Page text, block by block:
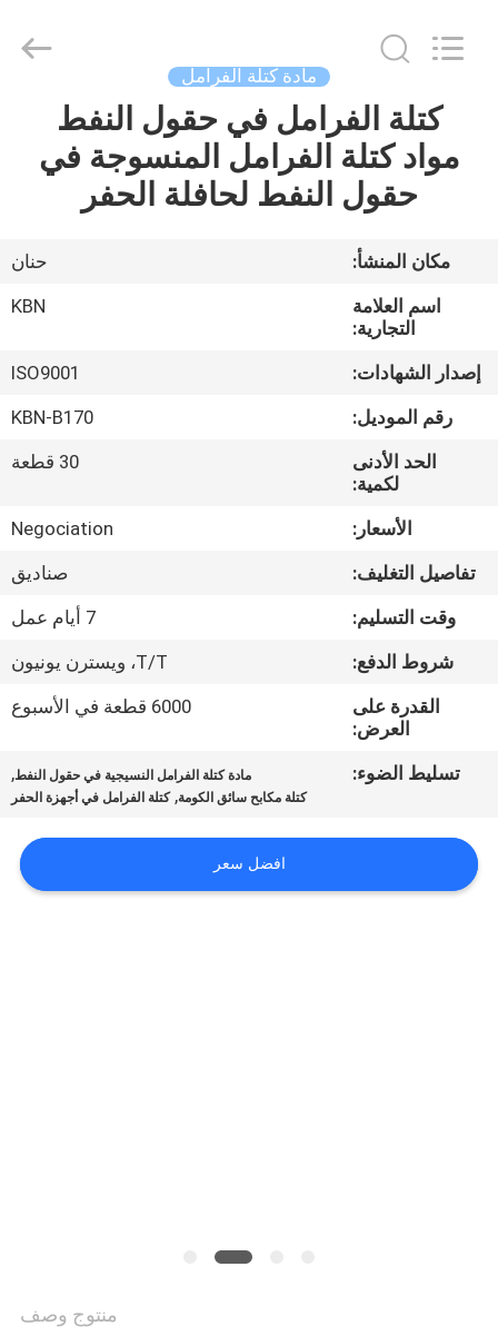
مسكن
منتجات
معلومات
جولة
المعمل
مراقبة
الجودة
اتصل
اقتباس
خريطة
الموقع
مادة كتلة الفرامل
كتلة الفرامل في حقول النفط
مواد كتلة الفرامل المنسوجة في
حقول النفط لحافلة الحفر
مكان المنشأ:
حنان
اسم العلامة
التجارية:
KBN
إصدار الشهادات:
ISO9001
رقم الموديل:
KBN-B170
الحد الأدنى
لكمية:
30 قطعة
الأسعار:
Negociation
تفاصيل التغليف:
صناديق
وقت التسليم:
7 أيام عمل
شروط الدفع:
T/T، ويسترن يونيون
القدرة على
العرض:
6000 قطعة في الأسبوع
تسليط الضوء: مادة كتلة الفرامل النسيجية في حقول النفط,
كتلة مكابح سائق الكومة,كتلة الفرامل في أجهزة الحفر
افضل سعر
منتوج وصف